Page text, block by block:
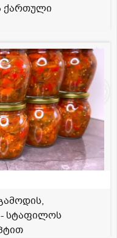
ქართული
სტაფილოს